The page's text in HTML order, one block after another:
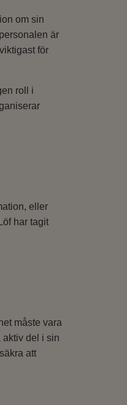
om sin
är
för
roll i
eller
har tagit
måste vara
aktiv del i sin
att